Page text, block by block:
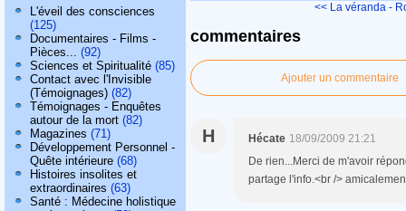
L'éveil des consciences
(125)
Documentaires - Films -
Pièces... (92)
Sciences et Spiritualité (85)
Contact avec l'Invisible
(Témoignages) (82)
Témoignages - Enquêtes
autour de la mort (82)
Magazines (71)
Développement Personnel -
Quête intérieure (68)
Histoires insolites et
extraordinaires (63)
Santé : Médecine holistique
<< La véranda -
commentaires
Ajouter un commentaire
H Hécate 18/09/2009 21:21
De rien...Merci de m'avoir
partage l'info.<br />